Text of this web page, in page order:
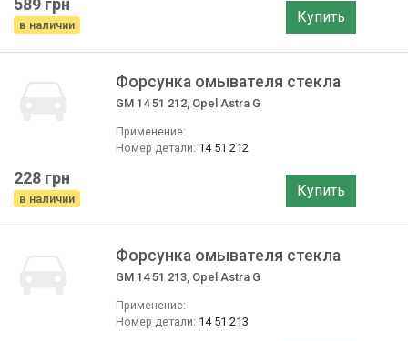
589 грн
в наличии Купить
Форсунка омывателя стекла
GM 14 51 212, Opel Astra G
Применение:
Номер детали: 14 51 212
228 грн
в наличии Купить
Форсунка омывателя стекла
GM 14 51 213, Opel Astra G
Применение:
Номер детали: 14 51 213